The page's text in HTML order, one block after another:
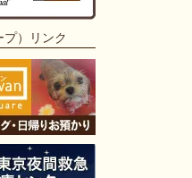
プ）リンク